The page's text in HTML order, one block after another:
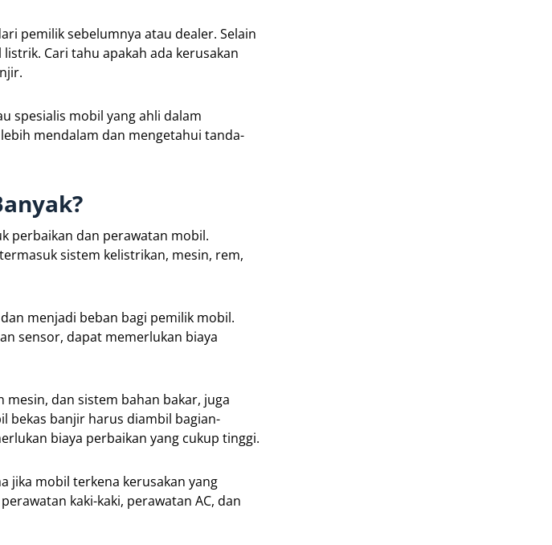
pemilik sebelumnya atau dealer. Selain
Cari tahu apakah ada kerusakan
spesialis mobil yang ahli dalam
mendalam dan mengetahui tanda-
perbaikan dan perawatan mobil.
sistem kelistrikan, mesin, rem,
menjadi beban bagi pemilik mobil.
sensor, dapat memerlukan biaya
dan sistem bahan bakar, juga
bekas banjir harus diambil bagian-
biaya perbaikan yang cukup tinggi.
jika mobil terkena kerusakan yang
kaki-kaki, perawatan AC, dan